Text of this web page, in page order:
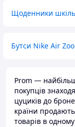
Щоденники
Бутси Nike Air
Prom —
покупців
цуциків до
країни
товарів в одному